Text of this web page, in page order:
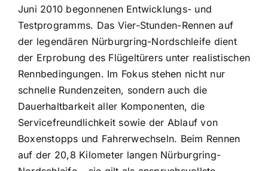
Juni 2010 begonnenen Entwicklungs- und
Testprogramms. Das Vier-Stunden-Rennen auf
der legendären Nürburgring-Nordschleife dient
der Erprobung des Flügeltürers unter realistischen
Rennbedingungen. Im Fokus stehen nicht nur
schnelle Rundenzeiten, sondern auch die
Dauerhaltbarkeit aller Komponenten, die
Servicefreundlichkeit sowie der Ablauf von
Boxenstopps und Fahrerwechseln. Beim Rennen
auf der 20,8 Kilometer langen Nürburgring-